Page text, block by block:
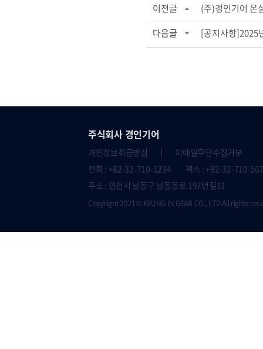
이전글
(주)경인기어 온
다음글
[공지사항]2025
주식회사 경인기어
개인정보취급방침
이메일무단수집거부
전화 : +82-32-710-1234 팩스 : +82-32-710-
주소 : 인천시 남동구 남동동로 197번길11
Copyright 2021© KYUNG IN GEAR CO., LTD.All rights